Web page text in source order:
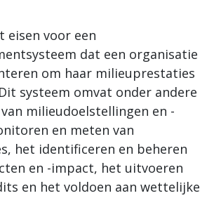
eisen voor een
dat een organisatie
om haar milieuprestaties
systeem omvat onder andere
milieudoelstellingen en -
en meten van
het identificeren en beheren
en -impact, het uitvoeren
en het voldoen aan wettelijke